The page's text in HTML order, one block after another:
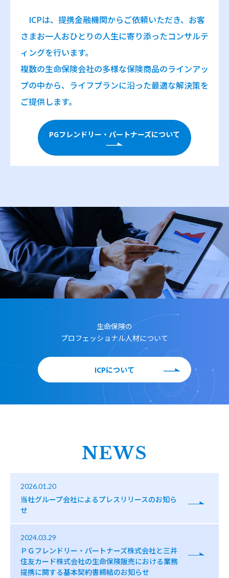
ICPは、提携金融機関からご依頼いただき、お客
さまお一人おひとりの人生に寄り添ったコンサルテ
ィングを行います。
複数の生命保険会社の多様な保険商品のラインアッ
プの中から、ライフプランに沿った最適な解決策を
ご提供します。
PGフレンドリー・パートナーズについて
生命保険の
プロフェッショナル人材について
ICPについて
NEWS
2026.01.20
当社グループ会社によるプレスリリースのお知ら
せ
2024.03.29
ＰＧフレンドリー・パートナーズ株式会社と三井
住友カード株式会社の生命保険販売における業務
提携に関する基本契約書締結のお知らせ